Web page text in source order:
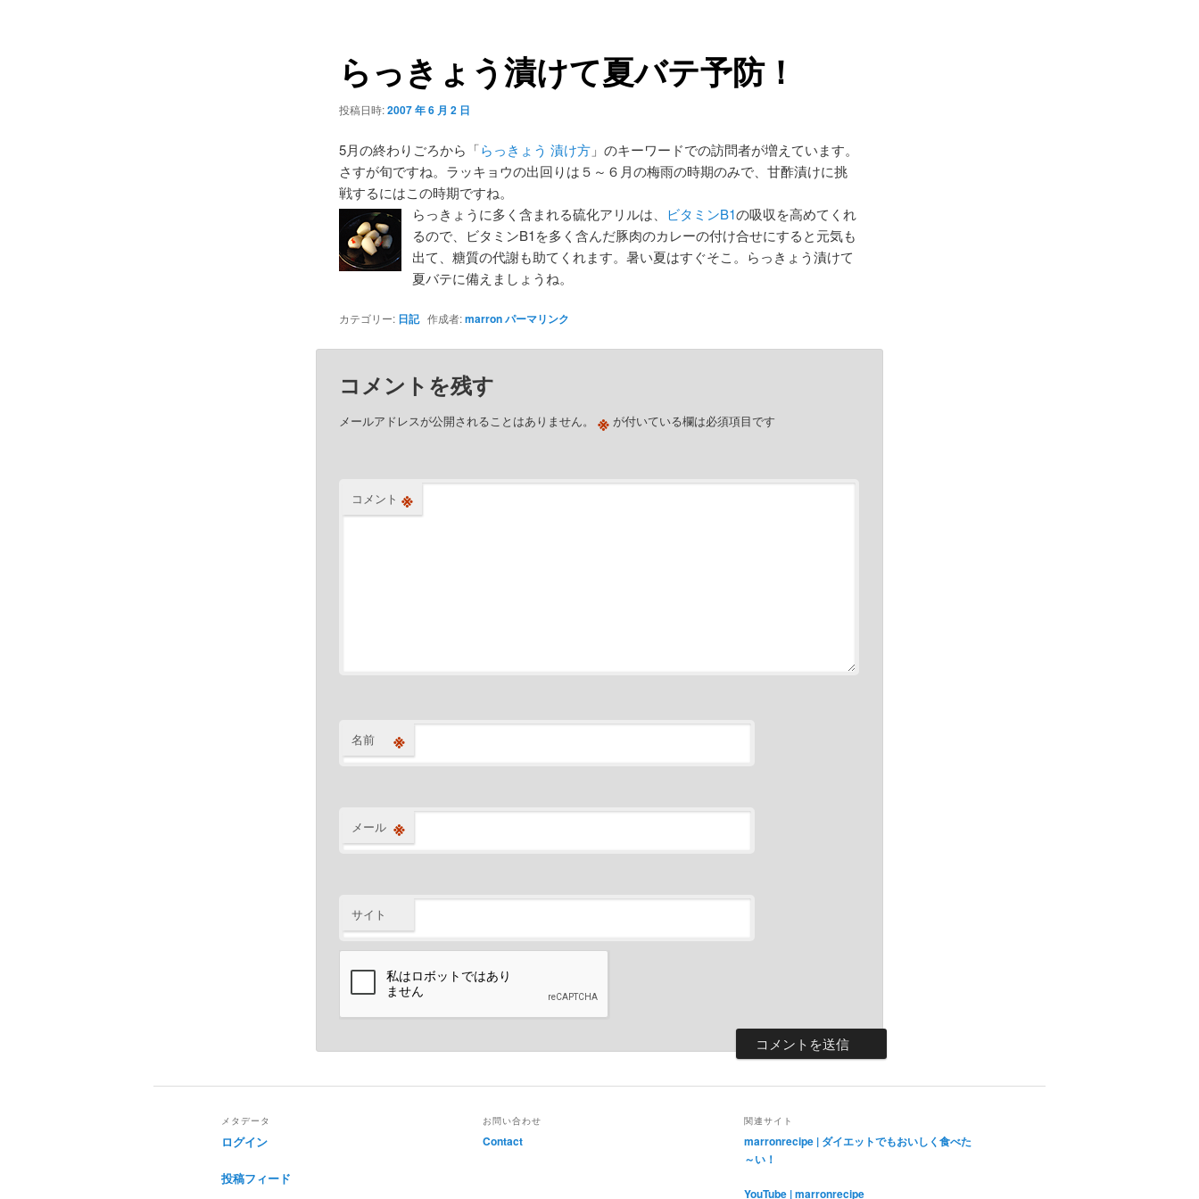
らっきょう漬けて夏バテ予防！
投稿日時:2007 年 6 月 2 日
5月の終わりごろから「らっきょう 漬け方」のキーワードでの訪問者が増えています。
さすが旬ですね。ラッキョウの出回りは５～６月の梅雨の時期のみで、甘酢漬けに挑
戦するにはこの時期ですね。
らっきょうに多く含まれる硫化アリルは、
ビタミンB1の吸収を高めてくれ
るので、ビタミンB1を多く含んだ豚肉のカレーの付け合せにすると元気も
出て、糖質の代謝も助てくれます。暑い夏はすぐそこ。らっきょう漬けて
夏バテに備えましょうね。
カテゴリー: 日記作成者:marronパーマリンク
コメントを残す
メールアドレスが公開されることはありません。 ※が付いている欄は必須項目です
コメント ※
名前 ※
メール ※
サイト
メタデータ
ログイン
投稿フィード
お問い合わせ
Contact
関連サイト
marronrecipe | ダイエットでもおいしく食べた
～い！
YouTube | marronrecipe